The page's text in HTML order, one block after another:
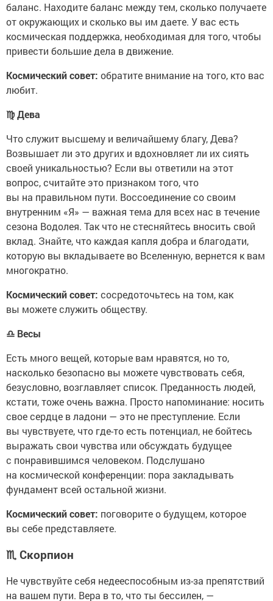
баланс. Находите баланс между тем, сколько получаете
от окружающих и сколько вы им даете. У вас есть
космическая поддержка, необходимая для того, чтобы
привести большие дела в движение.
Космический совет: обратите внимание на того, кто вас
любит.
♍Дева
Что служит высшему и величайшему благу, Дева?
Возвышает ли это других и вдохновляет ли их сиять
своей уникальностью? Если вы ответили на этот
вопрос, считайте это признаком того, что
вы на правильном пути. Воссоединение со своим
внутренним «Я» — важная тема для всех нас в течение
сезона Водолея. Так что не стесняйтесь вносить свой
вклад. Знайте, что каждая капля добра и благодати,
которую вы вкладываете во Вселенную, вернется к вам
многократно.
Космический совет: сосредоточьтесь на том, как
вы можете служить обществу.
♎ Весы
Есть много вещей, которые вам нравятся, но то,
насколько безопасно вы можете чувствовать себя,
безусловно, возглавляет список. Преданность людей,
кстати, тоже очень важна. Просто напоминание: носить
свое сердце в ладони — это не преступление. Если
вы чувствуете, что где-то есть потенциал, не бойтесь
выражать свои чувства или обсуждать будущее
с понравившимся человеком. Подслушано
на космической конференции: пора закладывать
фундамент всей остальной жизни.
Космический совет: поговорите о будущем, которое
вы себе представляете.
♏ Скорпион
Не чувствуйте себя недееспособным из-за препятствий
на вашем пути. Вера в то, что ты бессилен, —